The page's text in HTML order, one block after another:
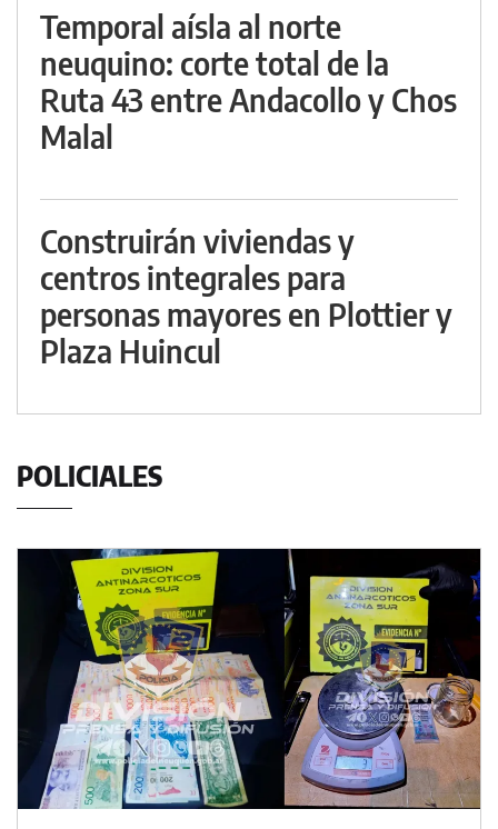
Temporal aísla al norte
neuquino: corte total de la
Ruta 43 entre Andacollo y Chos
Malal
Construirán viviendas y
centros integrales para
personas mayores en Plottier y
Plaza Huincul
POLICIALES